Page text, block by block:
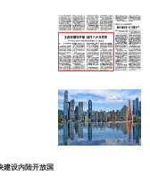
建设内陆开放国